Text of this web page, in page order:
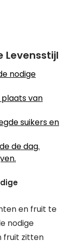
Levensstijl
nodige
van
suikers en
de dag.
en fruit te
nodige
fruit zitten